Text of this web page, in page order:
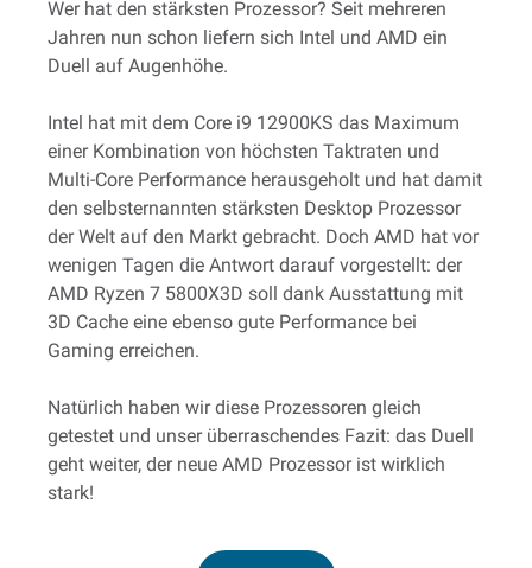
Wer hat den stärksten Prozessor? Seit mehreren
Jahren nun schon liefern sich Intel und AMD ein
Duell auf Augenhöhe.
Intel hat mit dem Core i9 12900KS das Maximum
einer Kombination von höchsten Taktraten und
Multi-Core Performance herausgeholt und hat damit
den selbsternannten stärksten Desktop Prozessor
der Welt auf den Markt gebracht. Doch AMD hat vor
wenigen Tagen die Antwort darauf vorgestellt: der
AMD Ryzen 7 5800X3D soll dank Ausstattung mit
3D Cache eine ebenso gute Performance bei
Gaming erreichen.
Natürlich haben wir diese Prozessoren gleich
getestet und unser überraschendes Fazit: das Duell
geht weiter, der neue AMD Prozessor ist wirklich
stark!